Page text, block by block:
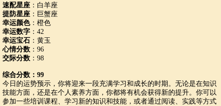
速配星座 ：白羊座
提防星座 ：巨蟹座
幸运颜色：橙色
幸运数字 ：42
幸运宝石 ：黄玉
心情分数 ：96
交际分数 ：98
综合分数：99
今日的运势预示，你将迎来一段充满学习和成长的时期。无论是在知识
技能方面，还是在个人素养方面，你都将有机会获得新的提升。你可以
参加一些培训课程、学习新的知识和技能，或者通过阅读、实践等方式